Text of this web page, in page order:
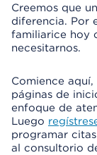
Creemos que
diferencia. Por
familiarice hoy
necesitarnos.
Comience
páginas de
enfoque de
Luego
programar
al consultorio